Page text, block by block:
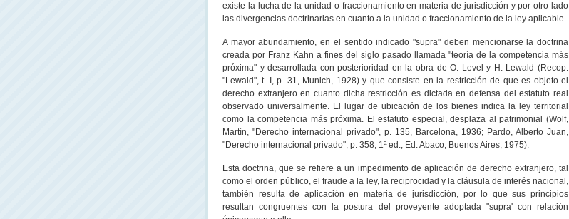
existe la lucha de la unidad o fraccionamiento en materia de jurisdicción y por otro lado
las divergencias doctrinarias en cuanto a la unidad o fraccionamiento de la ley aplicable.
A mayor abundamiento, en el sentido indicado "supra" deben mencionarse la doctrina
creada por Franz Kahn a fines del siglo pasado llamada "teoría de la competencia más
próxima" y desarrollada con posterioridad en la obra de O. Level y H. Lewald (Recop.
"Lewald", t. I, p. 31, Munich, 1928) y que consiste en la restricción de que es objeto el
derecho extranjero en cuanto dicha restricción es dictada en defensa del estatuto real
observado universalmente. El lugar de ubicación de los bienes indica la ley territorial
como la competencia más próxima. El estatuto especial, desplaza al patrimonial (Wolf,
Martín, "Derecho internacional privado", p. 135, Barcelona, 1936; Pardo, Alberto Juan,
"Derecho internacional privado", p. 358, 1ª ed., Ed. Abaco, Buenos Aires, 1975).
Esta doctrina, que se refiere a un impedimento de aplicación de derecho extranjero, tal
como el orden público, el fraude a la ley, la reciprocidad y la cláusula de interés nacional,
también resulta de aplicación en materia de jurisdicción, por lo que sus principios
resultan congruentes con la postura del proveyente adoptada "supra' con relación